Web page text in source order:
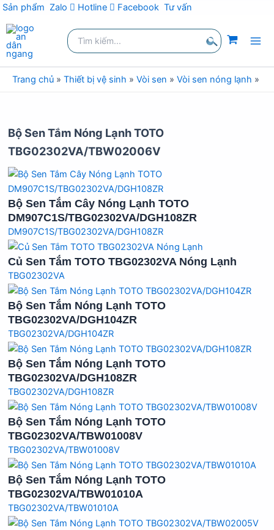
Sản phẩm Zalo Hotline Facebook Tư vấn
Nhảy
tới
nội
dung
Tìm
kiếm:
kiếm
Trang chủ » Thiết bị vệ sinh » Vòi sen » Vòi sen nóng lạnh »
Bộ Sen Tắm Nóng Lạnh TOTO
TBG02302VA/TBW02006V
Bộ Sen Tắm Cây Nóng Lạnh TOTO
DM907C1S/TBG02302VA/DGH108ZR
DM907C1S/TBG02302VA/DGH108ZR
Củ Sen Tắm TOTO TBG02302VA Nóng Lạnh
TBG02302VA
Bộ Sen Tắm Nóng Lạnh TOTO
TBG02302VA/DGH104ZR
TBG02302VA/DGH104ZR
Bộ Sen Tắm Nóng Lạnh TOTO
TBG02302VA/DGH108ZR
TBG02302VA/DGH108ZR
Bộ Sen Tắm Nóng Lạnh TOTO
TBG02302VA/TBW01008V
TBG02302VA/TBW01008V
Bộ Sen Tắm Nóng Lạnh TOTO
TBG02302VA/TBW01010A
TBG02302VA/TBW01010A